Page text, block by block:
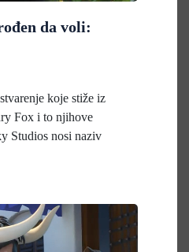
da voli:
koje stiže iz
Fox i to njihove
Studios nosi naziv